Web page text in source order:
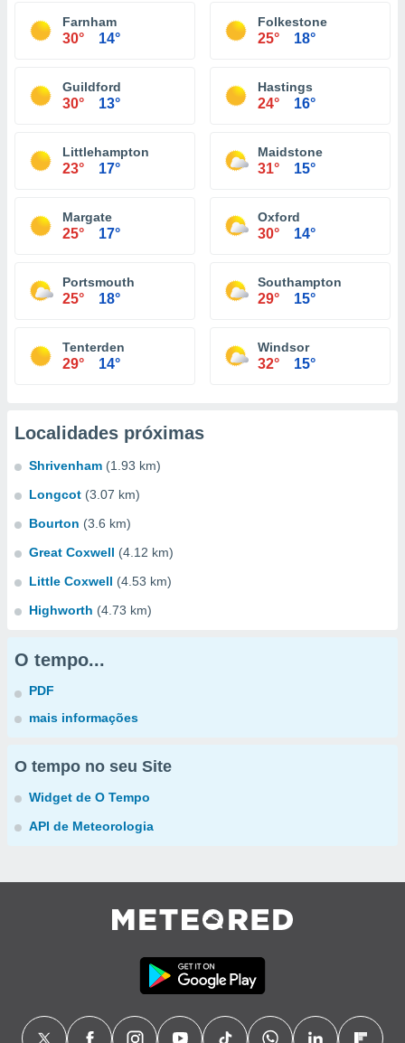
Farnham
30° 14°
Folkestone
25° 18°
Guildford
30° 13°
Hastings
24° 16°
Littlehampton
23° 17°
Maidstone
31° 15°
Margate
25° 17°
Oxford
30° 14°
Portsmouth
25° 18°
Southampton
29° 15°
Tenterden
29° 14°
Windsor
32° 15°
Localidades próximas
Shrivenham (1.93 km)
Longcot (3.07 km)
Bourton (3.6 km)
Great Coxwell (4.12 km)
Little Coxwell (4.53 km)
Highworth (4.73 km)
O tempo...
PDF
mais informações
O tempo no seu Site
Widget de O Tempo
API de Meteorologia